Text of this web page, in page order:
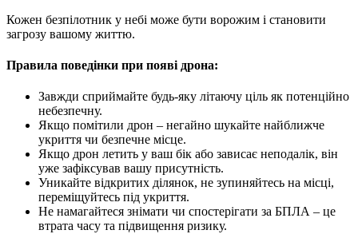
Кожен безпілотник у небі може бути ворожим і становити
загрозу вашому життю.
Правила поведінки при появі дрона:
Завжди сприймайте будь-яку літаючу ціль як потенційно
небезпечну.
Якщо помітили дрон – негайно шукайте найближче
укриття чи безпечне місце.
Якщо дрон летить у ваш бік або зависає неподалік, він
уже зафіксував вашу присутність.
Уникайте відкритих ділянок, не зупиняйтесь на місці,
переміщуйтесь під укриття.
Не намагайтеся знімати чи спостерігати за БПЛА – це
втрата часу та підвищення ризику.